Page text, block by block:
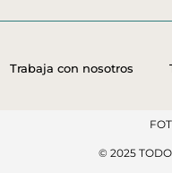
Trabaja con nosotros
© 2025